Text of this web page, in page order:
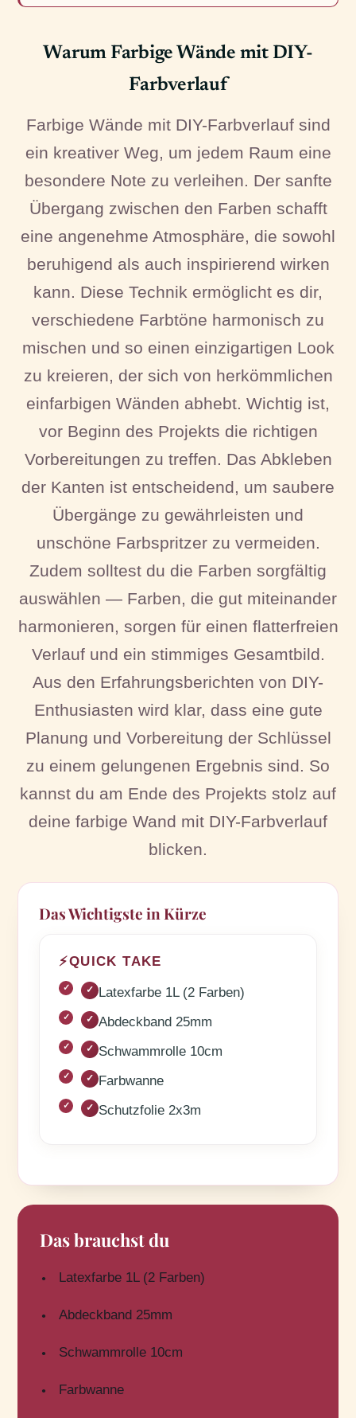
Warum Farbige Wände mit DIY-
Farbverlauf
Farbige Wände mit DIY-Farbverlauf sind
ein kreativer Weg, um jedem Raum eine
besondere Note zu verleihen. Der sanfte
Übergang zwischen den Farben schafft
eine angenehme Atmosphäre, die sowohl
beruhigend als auch inspirierend wirken
kann. Diese Technik ermöglicht es dir,
verschiedene Farbtöne harmonisch zu
mischen und so einen einzigartigen Look
zu kreieren, der sich von herkömmlichen
einfarbigen Wänden abhebt. Wichtig ist,
vor Beginn des Projekts die richtigen
Vorbereitungen zu treffen. Das Abkleben
der Kanten ist entscheidend, um saubere
Übergänge zu gewährleisten und
unschöne Farbspritzer zu vermeiden.
Zudem solltest du die Farben sorgfältig
auswählen — Farben, die gut miteinander
harmonieren, sorgen für einen flatterfreien
Verlauf und ein stimmiges Gesamtbild.
Aus den Erfahrungsberichten von DIY-
Enthusiasten wird klar, dass eine gute
Planung und Vorbereitung der Schlüssel
zu einem gelungenen Ergebnis sind. So
kannst du am Ende des Projekts stolz auf
deine farbige Wand mit DIY-Farbverlauf
blicken.
Das Wichtigste in Kürze
⚡QUICK TAKE
✓ Latexfarbe 1L (2 Farben)
✓ Abdeckband 25mm
✓ Schwammrolle 10cm
✓ Farbwanne
✓ Schutzfolie 2x3m
Das brauchst du
Latexfarbe 1L (2 Farben)
Abdeckband 25mm
Schwammrolle 10cm
Farbwanne